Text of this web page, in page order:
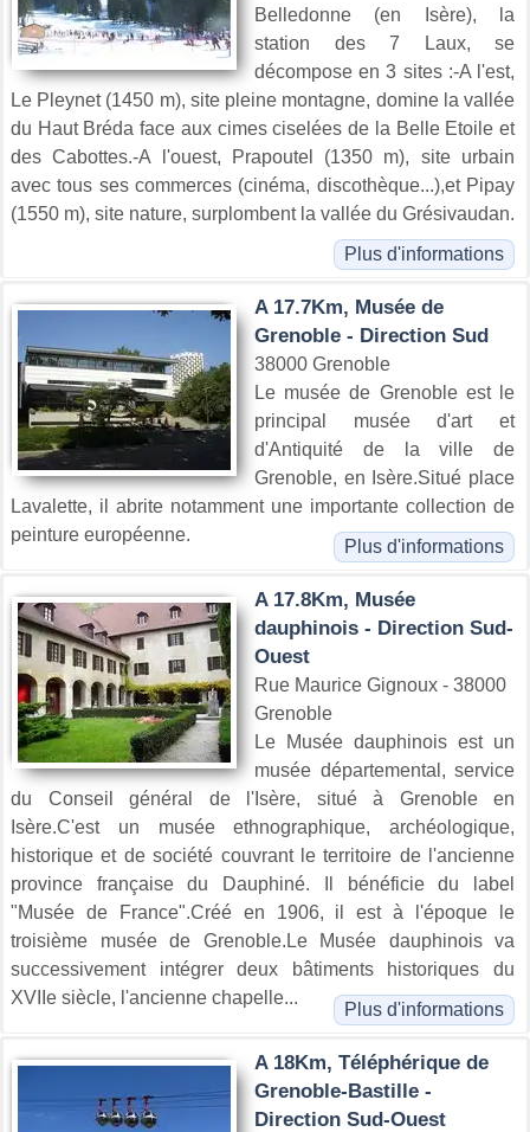
Belledonne (en Isère), la
station des 7 Laux, se
décompose en 3 sites :-A l'est,
Le Pleynet (1450 m), site pleine montagne, domine la vallée
du Haut Bréda face aux cimes ciselées de la Belle Etoile et
des Cabottes.-A l'ouest, Prapoutel (1350 m), site urbain
avec tous ses commerces (cinéma, discothèque...),et Pipay
(1550 m), site nature, surplombent la vallée du Grésivaudan.
Plus d'informations
A 17.7Km, Musée de
Grenoble - Direction Sud
38000 Grenoble
Le musée de Grenoble est le
principal musée d'art et
d'Antiquité de la ville de
Grenoble, en Isère.Situé place
Lavalette, il abrite notamment une importante collection de
peinture européenne.
Plus d'informations
A 17.8Km, Musée
dauphinois - Direction Sud-
Ouest
Rue Maurice Gignoux - 38000
Grenoble
Le Musée dauphinois est un
musée départemental, service
du Conseil général de l'Isère, situé à Grenoble en
Isère.C'est un musée ethnographique, archéologique,
historique et de société couvrant le territoire de l'ancienne
province française du Dauphiné. Il bénéficie du label
"Musée de France".Créé en 1906, il est à l'époque le
troisième musée de Grenoble.Le Musée dauphinois va
successivement intégrer deux bâtiments historiques du
XVIIe siècle, l'ancienne chapelle...
Plus d'informations
A 18Km, Téléphérique de
Grenoble-Bastille -
Direction Sud-Ouest